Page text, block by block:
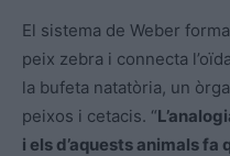
El sistema de Weber
peix zebra i connecta
la bufeta natatòria, un
peixos i cetacis. “
i els d’aquests animals